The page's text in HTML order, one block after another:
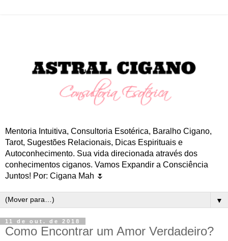
Mentoria Intuitiva, Consultoria Esotérica, Baralho Cigano,
Tarot, Sugestões Relacionais, Dicas Espirituais e
Autoconhecimento. Sua vida direcionada através dos
conhecimentos ciganos. Vamos Expandir a Consciência
Juntos! Por: Cigana Mah 🌷
▼
11 de out. de 2018
Como Encontrar um Amor Verdadeiro?